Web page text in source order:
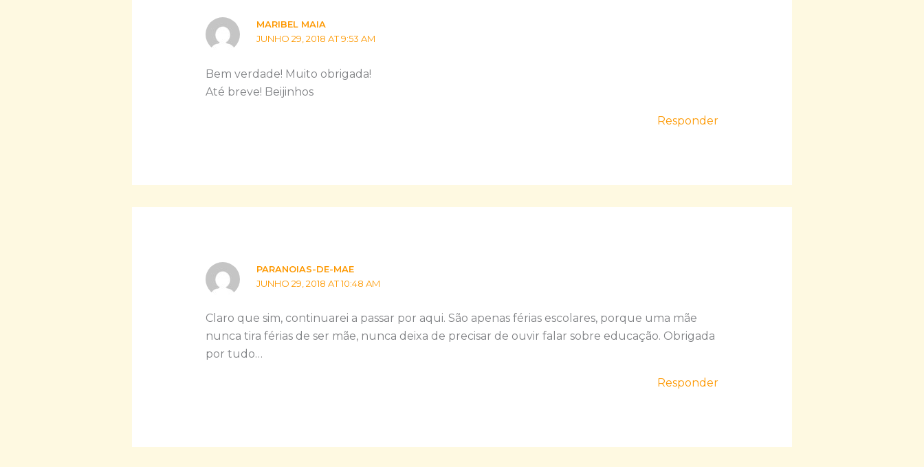
MARIBEL MAIA
JUNHO 29, 2018 AT 9:53 AM
Bem verdade! Muito obrigada!
Até breve! Beijinhos
Responder
PARANOIAS-DE-MAE
JUNHO 29, 2018 AT 10:48 AM
Claro que sim, continuarei a passar por aqui. São apenas férias escolares, porque uma mãe
nunca tira férias de ser mãe, nunca deixa de precisar de ouvir falar sobre educação. Obrigada
por tudo…
Responder